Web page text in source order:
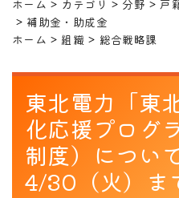
ホーム
カテゴリ 分野
戸
補助金・助成金
ホーム
組織 総合戦略課
東北電力「東
化応援プログ
制度）につい
4/30（火）ま